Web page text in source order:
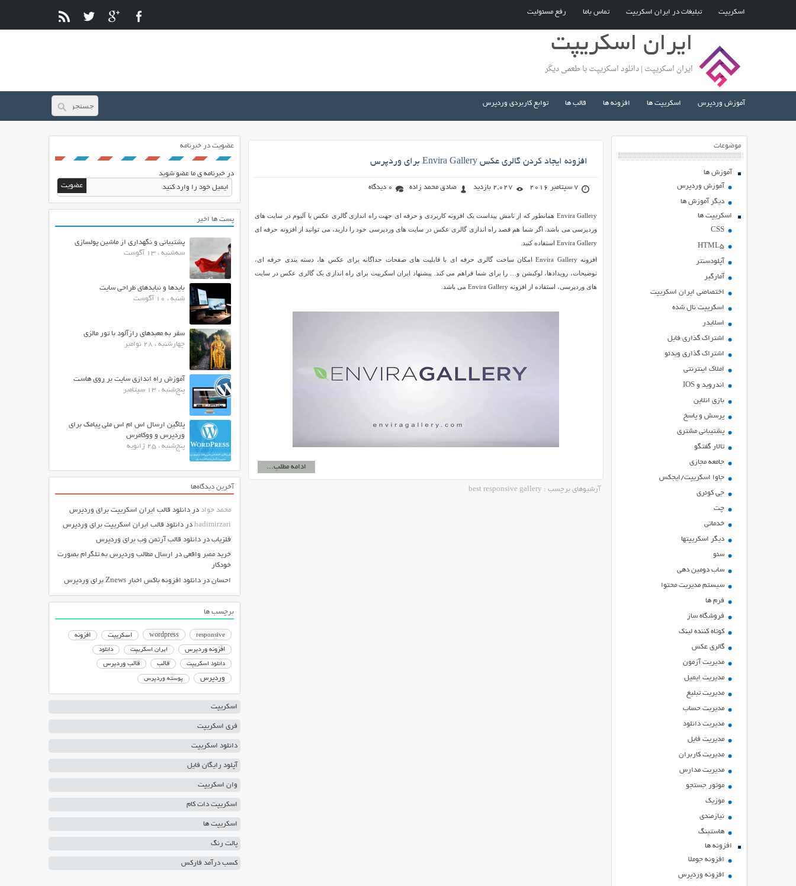
اسکریپت تبلیغات در ایران اسکریپت تماس باما رفع مسئولیت
ایران اسکریپت
ایران اسکریپت | دانلود اسکریپت با طعمی دیگر
آموزش وردپرس اسکریپت ها افزونه ها قالب ها توابع کاربردی وردپرس
موضوعات
آموزش ها
آموزش وردپرس
دیگر آموزش ها
اسکریپت ها
CSS
HTML5
آپلودسنتر
آمارگیر
اختصاصی ایران اسکریپت
اسکریپت نال شده
اسلایدر
اشتراك گذاري فايل
اشتراک گذاری ویدئو
املاک اینترنتی
اندروید و IOS
بازي انلاين
پرسش و پاسخ
پشتیبانی مشتری
تالار گفتگو
جامعه مجازی
جاوا اسکریپت/ایجکس
جی کوئری
چت
خدماتی
ديگر اسكريپتها
سئو
ساب دومین دهی
سیستم مدیریت محتوا
فرم ها
فروشگاه ساز
کوتاه کننده لینک
گالری عکس
مدیریت آزمون
مدیریت ایمیل
مدیریت تبلیغ
مدیریت حساب
مدیریت دانلود
مدیریت فایل
مدیریت کاربران
مدیریت مدارس
موتور جستجو
موزیک
نیازمندی
هاستينگ
افزونه ها
افزونه جوملا
افزونه وردپرس
افزونه ایجاد کردن گالری عکس Envira Gallery برای وردپرس
7 سپتامبر 2016 2,027 بازدید صادق محمد زاده 0 دیدگاه
Envira Gallery همانطور که از نامش پیداست یک افزونه کاریردی و حرفه ای جهت راه اندازی گالری عکس یا آلبوم در سایت های
وردپرسی می باشد. اگر شما هم قصد راه اندازی گالری عکس در سایت های وردپرسی خود را دارید، می توانید از افزونه حرفه ای
Envira Gallery استفاده کنید.
افزونه Envira Gallery امکان ساخت گالری حرفه ای با قابلیت های صفحات جداگانه برای عکس ها، دسته بندی حرفه ای،
توضیحات، رویدادها، لوکیشن و… را برای شما فراهم می کند. پیشنهاد ایران اسکریپت برای راه اندازی یک گالری عکس در سایت
های وردپرسی، استفاده از افزونه Envira Gallery می باشد.
ادامه مطلب...
آرشیوهای برچسب : best responsive gallery
عضویت در خبرنامه
در خبرنامه ی ما عضو شوید
پست ها اخیر
پشتیبانی و نگهداری از ماشین پولسازی
سه‌شنبه ، 13 آگوست
بایدها و نبایدهای طراحی سایت
شنبه ، 10 آگوست
سفر به معبدهای رازآلود با تور مالزی
چهارشنبه ، 28 نوامبر
آموزش راه اندازی سایت بر روی هاست
پنج‌شنبه ، 13 سپتامبر
پلاگین ارسال اس ام اس ملی پیامک برای
وردپرس و ووکامرس
پنج‌شنبه ، 25 ژانویه
آخرین دیدگاه‌ها
محمد جواد در دانلود قالب ایران اسکریپت برای وردپرس
hadimirzari در دانلود قالب ایران اسکریپت برای وردپرس
فلزیاب در دانلود قالب آرتمن وب برای وردپرس
خرید ممبر واقعی در ارسال مطالب وردپرس به تلگرام بصورت
خودکار
احسان در دانلود افزونه باکس اخبار Znews برای وردپرس
برچسب ها
responsive
wordpress اسکریپت
افزونه
افزونه وردپرس
ایران اسکریپت دانلود
دانلود اسکریپت قالب قالب وردپرس
وردپرس پوسته وردپرس
اسکریپت
فری اسکریپت
دانلود اسکریپت
آپلود رایگان فایل
وان اسکریپت
اسکریپت دات کام
اسکریپت ها
پالت رنگ
کسب درآمد فارکس